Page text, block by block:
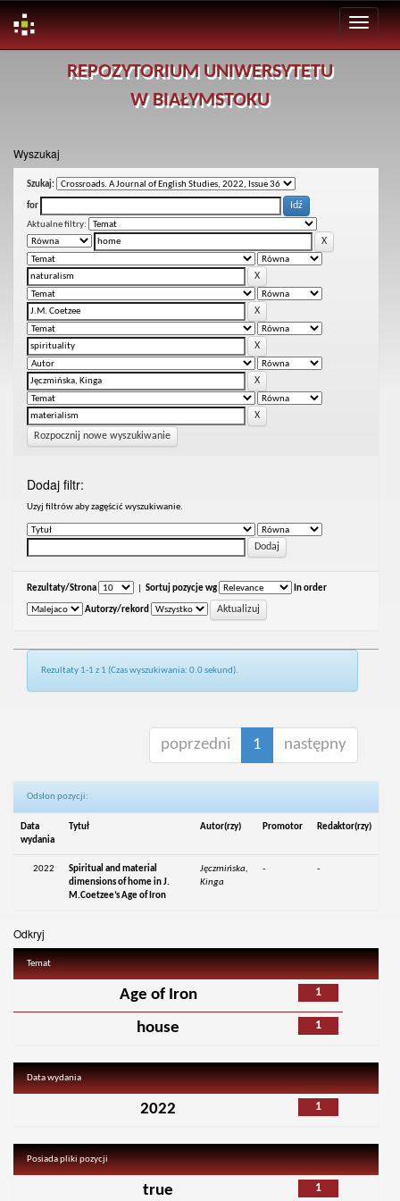
REPOZYTORIUM UNIWERSYTETU
W BIAŁYMSTOKU
Wyszukaj
Szukaj:
for
Aktualne filtry:
Rozpocznij nowe wyszukiwanie
Dodaj filtr:
Uzyj filtrów aby zagęścić wyszukiwanie.
Rezultaty/Strona Sortuj pozycje wg In order
Autorzy/rekord
Rezultaty 1-1 z 1 (Czas wyszukiwania: 0.0 sekund).
poprzedni 1 następny
Odsłon pozycji:
Data
wydania
Tytuł Autor(rzy) Promotor Redaktor(rzy)
2022
Spiritual and material
dimensions of home in J.
M.Coetzee’s Age of Iron
Jęczmińska,
Kinga
- -
Odkryj
Temat
1
Age of Iron
1
house
Data wydania
1
2022
Posiada pliki pozycji
1
true